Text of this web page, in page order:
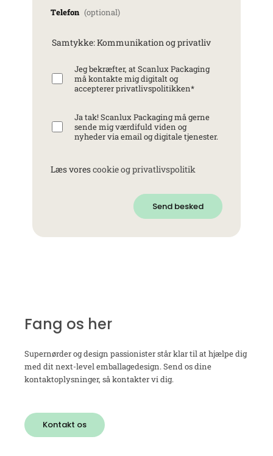
Telefon
Samtykke: Kommunikation og privatliv
Jeg bekræfter, at Scanlux Packaging
må kontakte mig digitalt og
accepterer privatlivspolitikken*
Ja tak! Scanlux Packaging må gerne
sende mig værdifuld viden og
nyheder via email og digitale tjenester.
Læs vorescookie og privatlivspolitik
Send besked
Fang os her
Supernørder og design passionister står klar til at hjælpe dig
med dit next-level emballagedesign. Send os dine
kontaktoplysninger, så kontakter vi dig.
Kontakt os